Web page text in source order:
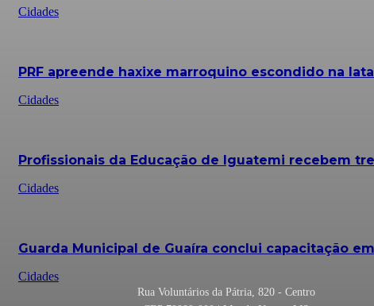
Cidades
PRF apreende haxixe marroquino escondido na
Cidades
Profissionais da Educação de Iguatemi recebem
Cidades
Guarda Municipal de Guaíra conclui capacitação
Cidades
Rua Voluntários da Pátria, 820 - Centro